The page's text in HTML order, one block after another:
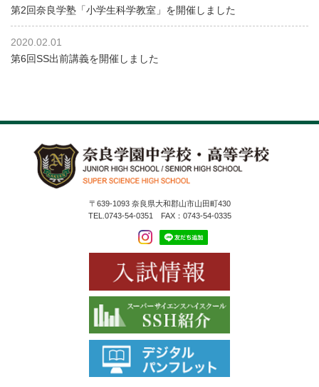
第2回奈良学塾「小学生科学教室」を開催しました
2020.02.01
第6回SS出前講義を開催しました
〒639-1093 奈良県大和郡山市山田町430
TEL.0743-54-0351 FAX：0743-54-0335